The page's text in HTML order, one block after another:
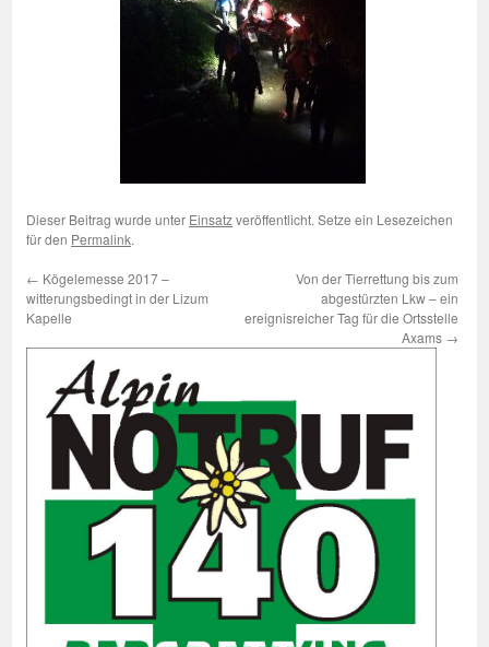
Dieser Beitrag wurde unter Einsatzveröffentlicht. Setze ein Lesezeichen
für den Permalink.
← Kögelemesse 2017 –
witterungsbedingt in der Lizum
Kapelle
Von der Tierrettung bis zum
abgestürzten Lkw – ein
ereignisreicher Tag für die Ortsstelle
Axams →